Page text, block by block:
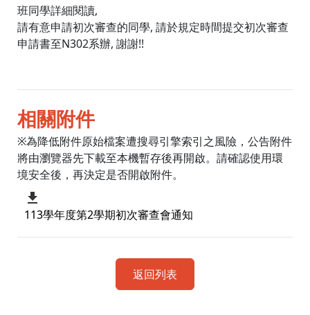
班同學詳細閱讀,
請有意申請初次審查的同學, 請於規定時間提交初次審查
申請書至N302系辦, 謝謝!!
相關附件
※為降低附件原始檔案遭搜尋引擎索引之風險，公告附件
將由瀏覽器先下載至本機暫存後再開啟。請確認使用環
境安全後，再決定是否開啟附件。
113學年度第2學期初次審查會通知
返回列表